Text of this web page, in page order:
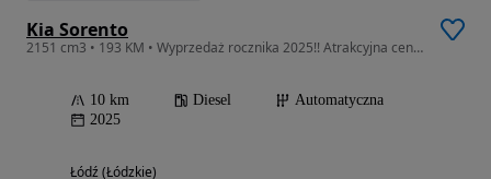
Kia Sorento
2151 cm3 • 193 KM • Wyprzedaż rocznika 2025!! Atrakcyjna cena!! Sprawdź!!
10 km Diesel
Automatyczna
2025
Łódź (Łódzkie)